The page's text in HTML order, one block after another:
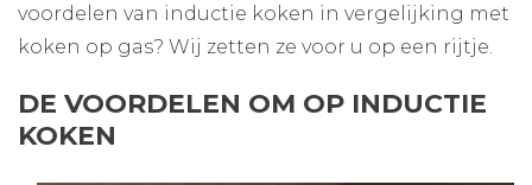
voordelen van inductie koken in vergelijking met
koken op gas? Wij zetten ze voor u op een rijtje.
DE VOORDELEN OM OP INDUCTIE
KOKEN